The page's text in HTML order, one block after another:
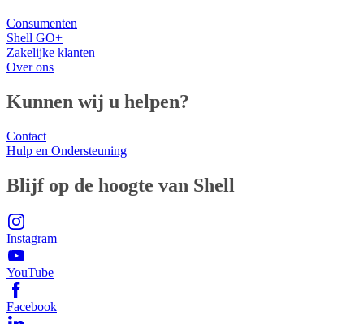
Consumenten
Shell GO+
Zakelijke klanten
Over ons
Kunnen wij u helpen?
Contact
Hulp en Ondersteuning
Blijf op de hoogte van Shell
Instagram
YouTube
Facebook